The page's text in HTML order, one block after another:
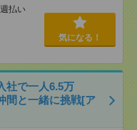
払い
気になる！
社で一人6.5万
間と一緒に挑戦[ア